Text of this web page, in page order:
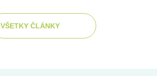
VŠETKY ČLÁNKY